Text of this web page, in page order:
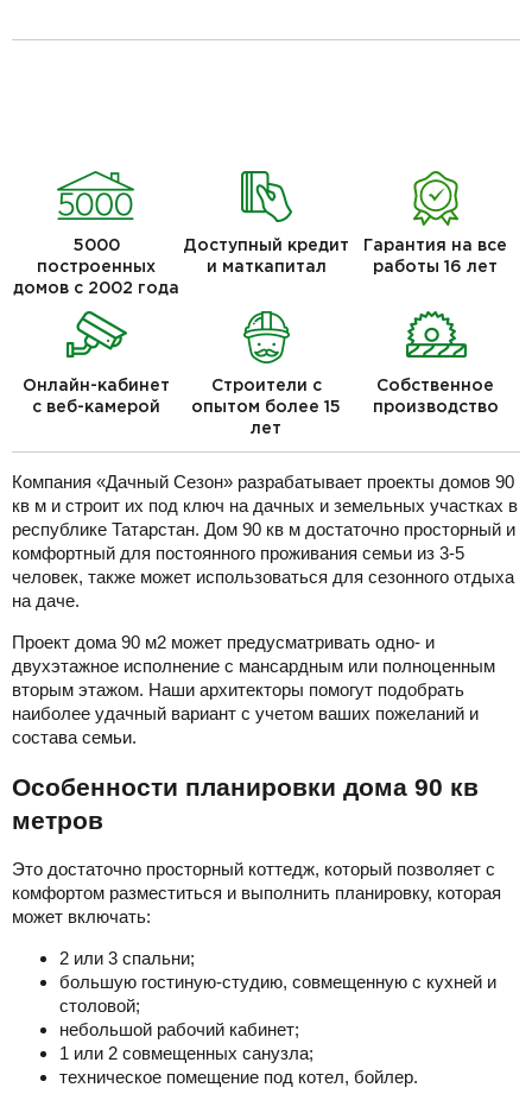
5000
построенных
домов с 2002 года
Доступный кредит
и маткапитал
Гарантия на все
работы 16 лет
Онлайн-кабинет
с веб-камерой
Строители с
опытом более 15
лет
Собственное
производство
Компания «Дачный Сезон» разрабатывает проекты домов 90
кв м и строит их под ключ на дачных и земельных участках в
республике Татарстан. Дом 90 кв м достаточно просторный и
комфортный для постоянного проживания семьи из 3-5
человек, также может использоваться для сезонного отдыха
на даче.
Проект дома 90 м2 может предусматривать одно- и
двухэтажное исполнение с мансардным или полноценным
вторым этажом. Наши архитекторы помогут подобрать
наиболее удачный вариант с учетом ваших пожеланий и
состава семьи.
Особенности планировки дома 90 кв
метров
Это достаточно просторный коттедж, который позволяет с
комфортом разместиться и выполнить планировку, которая
может включать:
2 или 3 спальни;
большую гостиную-студию, совмещенную с кухней и
столовой;
небольшой рабочий кабинет;
1 или 2 совмещенных санузла;
техническое помещение под котел, бойлер.